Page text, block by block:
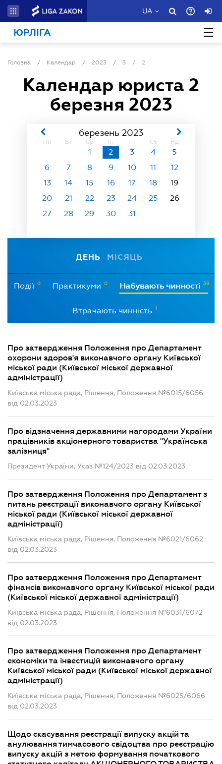
UA
ЮРЛІГА
Головна / Календар / 2023 / 3 / 2
Календар юриста 2
березня 2023
березень 2023
Пн Вт Ср Чт Пт Сб Нд
1 2 3 4
5
6
7 8 9 10 11
12
13
14 15 16 17 18
19
20
21 22 23 24 25
26
27
28 29 30 31
ДЕНЬ МІСЯЦЬ
Події 0 Практикуми 0 Набувають чинності 39
Втрачають чинність 1
Про затвердження Положення про Департамент
охорони здоров'я виконавчого органу Київської
міської ради (Київської міської державної
адміністрації)
Київська міська рада, Рішення, Положення №6015/6056
від 02.03.2023
Про відзначення державними нагородами України
працівників акціонерного товариства "Українська
залізниця"
Президент України, Указ №124/2023 від 02.03.2023
Про затвердження Положення про Департамент з
питань реєстрації виконавчого органу Київської
міської ради (Київської міської державної
адміністрації)
Київська міська рада, Рішення, Положення №6021/6062
від 02.03.2023
Про затвердження Положення про Департамент
фінансів виконавчого органу Київської міської ради
(Київської міської державної адміністрації)
Київська міська рада, Рішення, Положення №6031/6072
від 02.03.2023
Про затвердження Положення про Департамент
економіки та інвестицій виконавчого органу
Київської міської ради (Київської міської державної
адміністрації)
Київська міська рада, Рішення, Положення №6025/6066
від 02.03.2023
Щодо скасування реєстрації випуску акцій та
анулювання тимчасового свідоцтва про реєстрацію
випуску акцій з метою формування початкового